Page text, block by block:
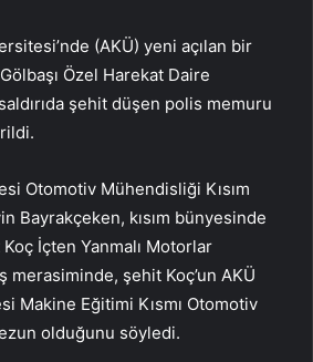
(AKÜ) yeni açılan bir
Özel Harekat Daire
şehit düşen polis memuru
Otomotiv Mühendisliği Kısım
Bayrakçeken, kısım bünyesinde
İçten Yanmalı Motorlar
merasiminde, şehit Koç’un AKÜ
Makine Eğitimi Kısmı Otomotiv
olduğunu söyledi.